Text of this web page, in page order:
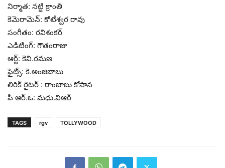
నిర్మాత: నట్టి క్రాంతి
కెమెరామెన్: కోటేశ్వర రావు
సంగీతం: రవిశంకర్
ఎడిటింగ్: గౌతంరాజు
ఆర్ట్: కెవి.రమణ
ఫైట్స్: కె.అంజిబాబు
లిరిక్ రైటర్ : రాంబాబు కోసాన
పి ఆర్.ఒ: మధు.విఆర్
TAGS rgv TOLLYWOOD